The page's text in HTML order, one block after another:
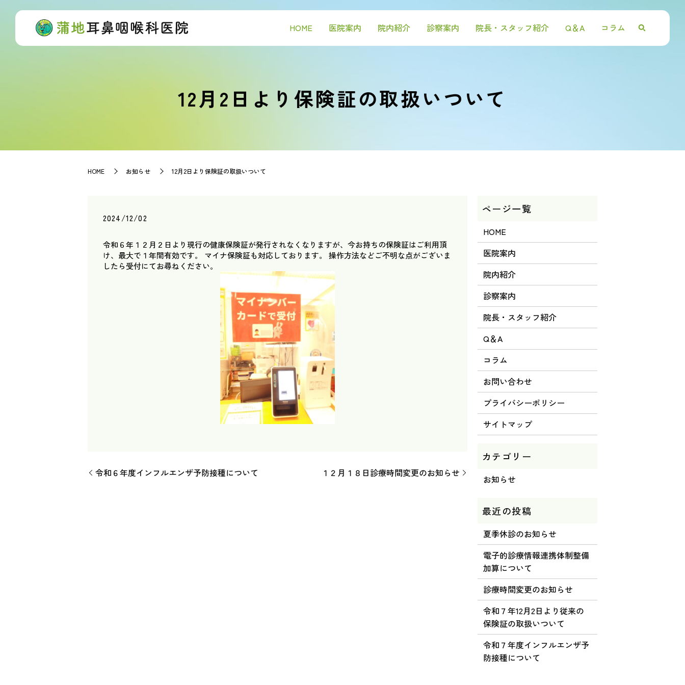
HOME 医院案内 院内紹介 診察案内 院長・スタッフ紹介 Q＆A コラム
12月2日より保険証の取扱いついて
HOME お知らせ 12月2日より保険証の取扱いついて
2024/12/02
令和６年１２月２日より現行の健康保険証が発行されなくなりますが、今お持ちの保険証はご利用頂
け、最大で１年間有効です。 マイナ保険証も対応しております。 操作方法などご不明な点がございま
したら受付にてお尋ねください。
令和６年度インフルエンザ予防接種について １２月１８日診療時間変更のお知らせ
HOME
医院案内
院内紹介
診察案内
院長・スタッフ紹介
Q＆A
コラム
お問い合わせ
プライバシーポリシー
サイトマップ
お知らせ
夏季休診のお知らせ
電子的診療情報連携体制整備
加算について
診療時間変更のお知らせ
令和７年12月2日より従来の
保険証の取扱いついて
令和７年度インフルエンザ予
防接種について